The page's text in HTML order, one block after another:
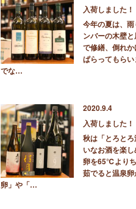
入荷しました！
今年の夏は、
ンバーの木壁
で修繕、倒れ
ぱらってもら
でな…
2020.9.4
入荷しました！
秋は「とろと
いなお酒を楽
卵を65℃より
茹でると温泉
卵」や「…